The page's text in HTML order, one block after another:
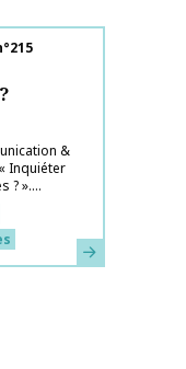
&
Inquiéter
? »....
Learn more